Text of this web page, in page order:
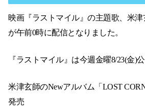
映画『ラストマイル』の主題歌、米津
が午前0時に配信となりました。
『ラストマイル』は今週金曜8/23(金)
米津玄師のNewアルバム「LOST
発売